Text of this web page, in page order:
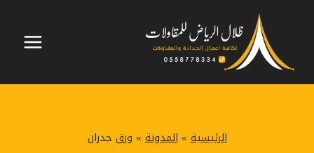
المحتوى
الرئيسية»المدونة» ورق جدران